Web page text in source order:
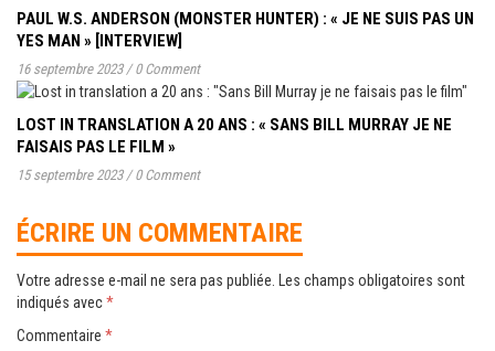
PAUL W.S. ANDERSON (MONSTER HUNTER) : « JE NE SUIS PAS UN
YES MAN » [INTERVIEW]
16 septembre 2023 / 0 Comment
LOST IN TRANSLATION A 20 ANS : « SANS BILL MURRAY JE NE
FAISAIS PAS LE FILM »
15 septembre 2023 / 0 Comment
ÉCRIRE UN COMMENTAIRE
Votre adresse e-mail ne sera pas publiée. Les champs obligatoires sont
indiqués avec*
Commentaire *